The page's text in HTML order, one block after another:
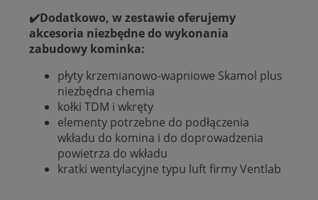
✔️Dodatkowo, w zestawie oferujemy
akcesoria niezbędne do wykonania
zabudowy kominka:
płyty krzemianowo-wapniowe Skamol plus
niezbędna chemia
kołki TDM i wkręty
elementy potrzebne do podłączenia
wkładu do komina i do doprowadzenia
powietrza do wkładu
kratki wentylacyjne typu luft firmy Ventlab